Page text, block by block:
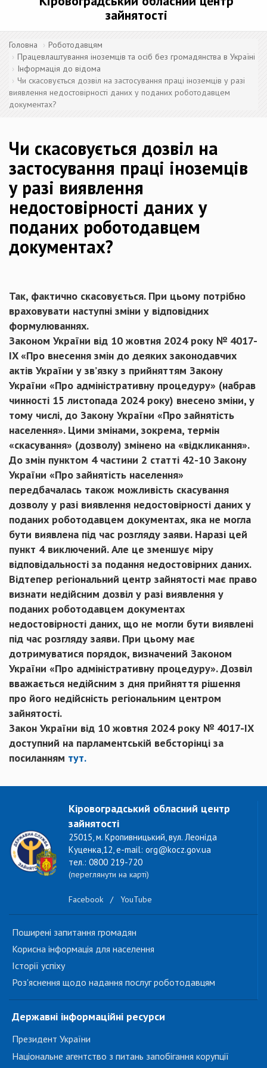
зайнятості
Головна
Роботодавцям
Працевлаштування іноземців та осіб без громадянства в Україні
Інформація до відома
Чи скасовується дозвіл на застосування праці іноземців у разі
виявлення недостовірності даних у поданих роботодавцем
документах?
Чи скасовується дозвіл на
застосування праці іноземців
у разі виявлення
недостовірності даних у
поданих роботодавцем
документах?
Так, фактично скасовується. При цьому потрібно
враховувати наступні зміни у відповідних
формулюваннях.
Законом України від 10 жовтня 2024 року № 4017-
IX «Про внесення змін до деяких законодавчих
актів України у зв’язку з прийняттям Закону
України «Про адміністративну процедуру» (набрав
чинності 15 листопада 2024 року) внесено зміни, у
тому числі, до Закону України «Про зайнятість
населення». Цими змінами, зокрема, термін
«скасування» (дозволу) змінено на «відкликання».
До змін пунктом 4 частини 2 статті 42-10 Закону
України «Про зайнятість населення»
передбачалась також можливість скасування
дозволу у разі виявлення недостовірності даних у
поданих роботодавцем документах, яка не могла
бути виявлена під час розгляду заяви. Наразі цей
пункт 4 виключений. Але це зменшує міру
відповідальності за подання недостовірних даних.
Відтепер регіональний центр зайнятості має право
визнати недійсним дозвіл у разі виявлення у
поданих роботодавцем документах
недостовірності даних, що не могли бути виявлені
під час розгляду заяви. При цьому має
дотримуватися порядок, визначений Законом
України «Про адміністративну процедуру». Дозвіл
вважається недійсним з дня прийняття рішення
про його недійсність регіональним центром
зайнятості.
Закон України від 10 жовтня 2024 року № 4017-IX
доступний на парламентській вебсторінці за
посиланням тут.
Кіровоградський обласний центр
зайнятості
25015, м. Кропивницький, вул. Леоніда
Куценка,12, e-mail: org@kocz.gov.ua
тел.: 0800 219-720
(переглянути на карті)
Facebook / YouTube
Поширені запитання громадян
Корисна інформація для населення
Історії успіху
Роз'яснення щодо надання послуг роботодавцям
Державні інформаційні ресурси
Президент України
Національне агентство з питань запобігання корупції